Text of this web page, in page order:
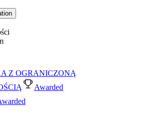
Z OGRANICZONĄ
Awarded